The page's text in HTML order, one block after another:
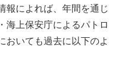
報によれば、年間を通じ
海上保安庁によるパトロ
おいても過去に以下のよ